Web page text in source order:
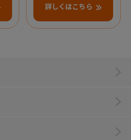
詳しくはこちら